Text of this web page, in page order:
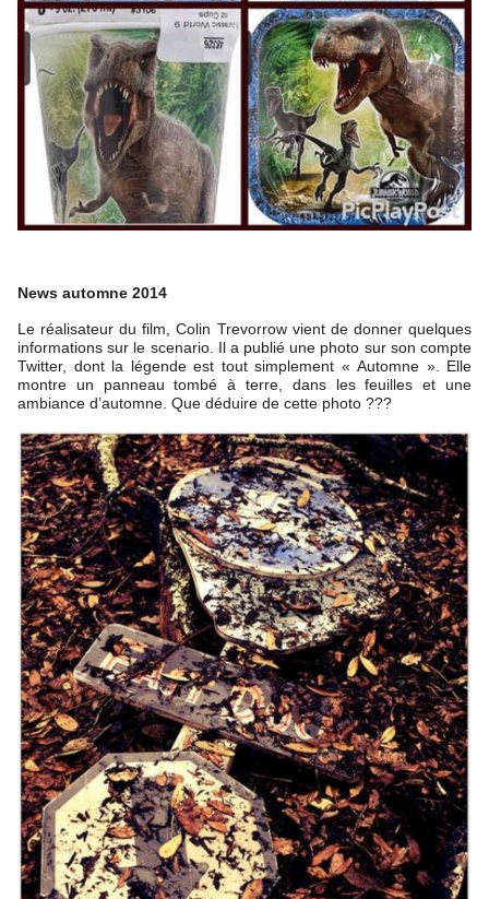
News automne 2014
Le réalisateur du film, Colin Trevorrow vient de donner quelques
informations sur le scenario. Il a publié une photo sur son compte
Twitter, dont la légende est tout simplement « Automne ». Elle
montre un panneau tombé à terre, dans les feuilles et une
ambiance d’automne. Que déduire de cette photo ???